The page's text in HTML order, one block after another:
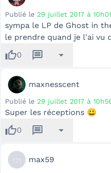
Publié le 29 juillet 2017 à 10h01
sympa le LP de Ghost in
le prendre quand je l'ai vu
thumb_up0 message arrow_drop_down
maxnesscent
Publié le 29 juillet 2017 à
Super les réceptions 😀
thumb_up0 message arrow_drop_down
max59